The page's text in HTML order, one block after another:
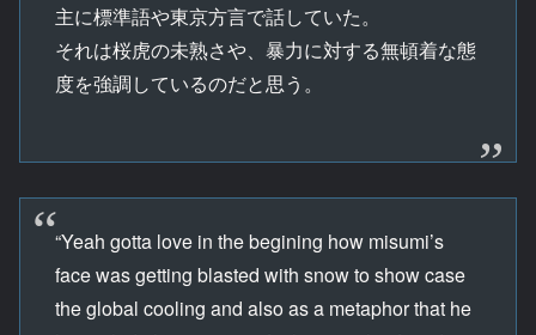
主に標準語や東京方言で話していた。
それは桜虎の未熟さや、暴力に対する無頓着な態
度を強調しているのだと思う。
“Yeah gotta love in the begining how misumi’s
face was getting blasted with snow to show case
the global cooling and also as a metaphor that he